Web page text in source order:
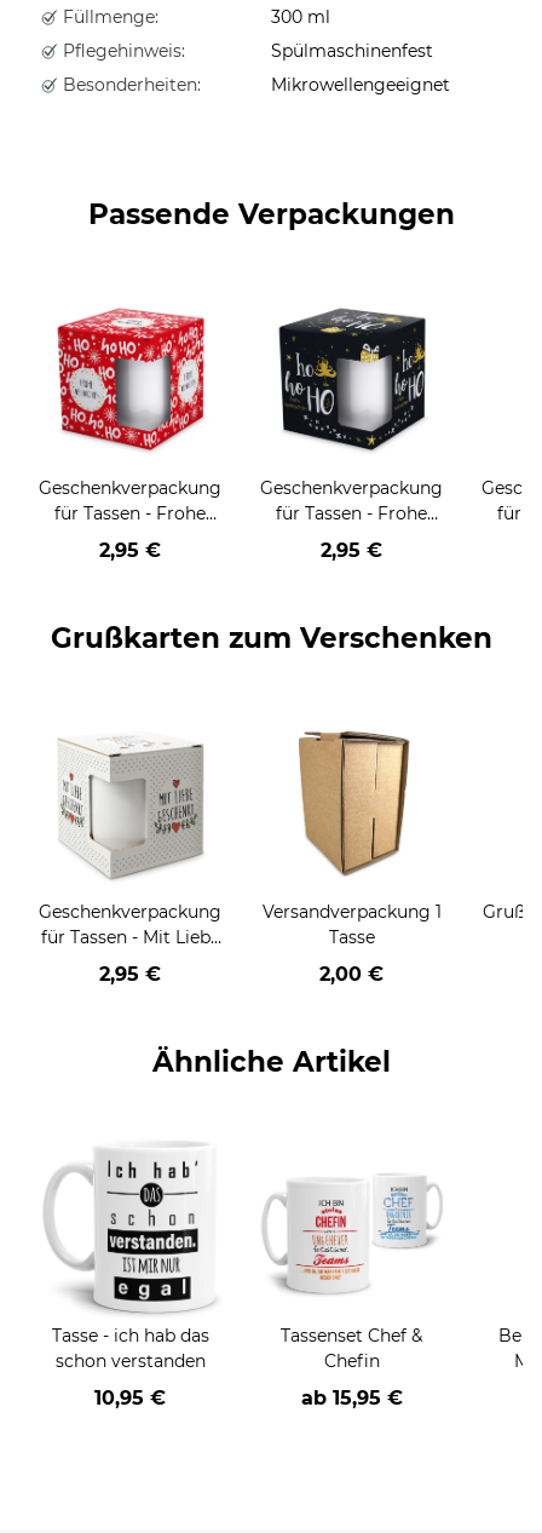
Füllmenge:
300 ml
Pflegehinweis:
Spülmaschinenfest
Besonderheiten:
Mikrowellengeeignet
Passende Verpackungen
Geschenkverpackung
für Tassen - Frohe
Weihnachten - HO
HO HO - rot
2,95 €
Geschenkverpackung
für Tassen - Frohe
Weihnachten - HO
HO HO - schwarz
2,95 €
für
Grußkarten zum Verschenken
Geschenkverpackung
für Tassen - Mit Liebe
geschenkt
2,95 €
Versandverpackung 1
Tasse
2,00 €
Ähnliche Artikel
Tasse - ich hab das
schon verstanden
10,95 €
Tassenset Chef &
Chefin
ab 15,95 €